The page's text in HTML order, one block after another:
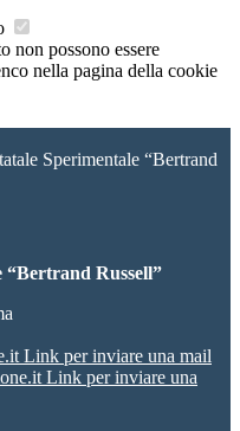
non possono essere
nella pagina della cookie
Sperimentale “Bertrand
“Bertrand Russell”
Link per inviare una mail
Link per inviare una